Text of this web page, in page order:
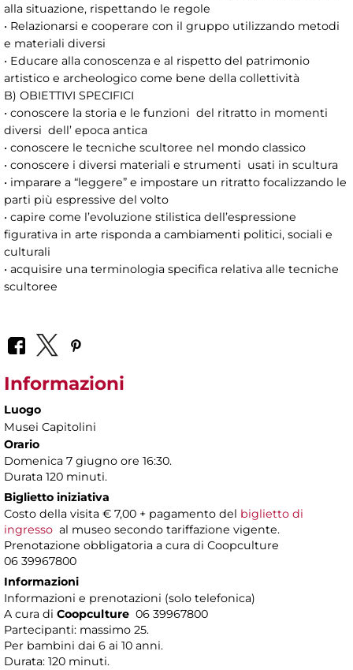
alla situazione, rispettando le regole
• Relazionarsi e cooperare con il gruppo utilizzando metodi
e materiali diversi
• Educare alla conoscenza e al rispetto del patrimonio
artistico e archeologico come bene della collettività
B) OBIETTIVI SPECIFICI
• conoscere la storia e le funzioni del ritratto in momenti
diversi dell’ epoca antica
• conoscere le tecniche scultoree nel mondo classico
• conoscere i diversi materiali e strumenti usati in scultura
• imparare a “leggere” e impostare un ritratto focalizzando le
parti più espressive del volto
• capire come l’evoluzione stilistica dell’espressione
figurativa in arte risponda a cambiamenti politici, sociali e
culturali
• acquisire una terminologia specifica relativa alle tecniche
scultoree
Informazioni
Luogo
Musei Capitolini
Orario
Domenica 7 giugno ore 16:30.
Durata 120 minuti.
Biglietto iniziativa
Costo della visita € 7,00 + pagamento del biglietto di
ingresso al museo secondo tariffazione vigente.
Prenotazione obbligatoria a cura di Coopculture
06 39967800
Informazioni
Informazioni e prenotazioni (solo telefonica)
A cura di Coopculture 06 39967800
Partecipanti: massimo 25.
Per bambini dai 6 ai 10 anni.
Durata: 120 minuti.